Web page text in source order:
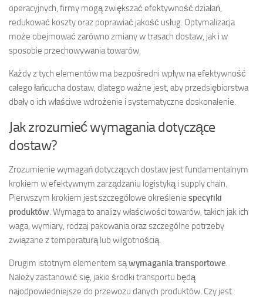
operacyjnych, firmy mogą zwiększać efektywność działań,
redukować koszty oraz poprawiać jakość usług. Optymalizacja
może obejmować zarówno zmiany w trasach dostaw, jak i w
sposobie przechowywania towarów.
Każdy z tych elementów ma bezpośredni wpływ na efektywność
całego łańcucha dostaw, dlatego ważne jest, aby przedsiębiorstwa
dbały o ich właściwe wdrożenie i systematyczne doskonalenie.
Jak zrozumieć wymagania dotyczące
dostaw?
Zrozumienie wymagań dotyczących dostaw jest fundamentalnym
krokiem w efektywnym zarządzaniu logistyką i supply chain.
Pierwszym krokiem jest szczegółowe określenie specyfiki
produktów. Wymaga to analizy właściwości towarów, takich jak ich
waga, wymiary, rodzaj pakowania oraz szczególne potrzeby
związane z temperaturą lub wilgotnością.
Drugim istotnym elementem sąwymagania transportowe.
Należy zastanowić się, jakie środki transportu będą
najodpowiedniejsze do przewozu danych produktów. Czy jest